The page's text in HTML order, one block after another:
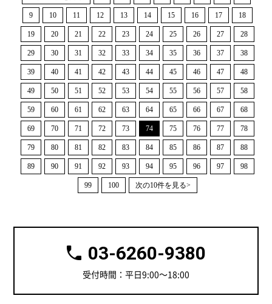
9 10 11 12 13 14 15 16 17 18
19 20 21 22 23 24 25 26 27 28
29 30 31 32 33 34 35 36 37 38
39 40 41 42 43 44 45 46 47 48
49 50 51 52 53 54 55 56 57 58
59 60 61 62 63 64 65 66 67 68
69 70 71 72 73 74 75 76 77 78
79 80 81 82 83 84 85 86 87 88
89 90 91 92 93 94 95 96 97 98
99 100 次の10件を見る>
03-6260-9380
受付時間：平日9:00～18:00